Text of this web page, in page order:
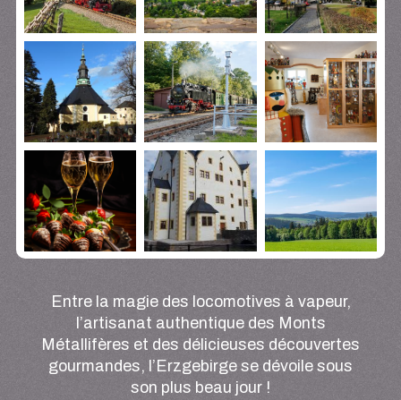
Entre la magie des locomotives à vapeur,
l’artisanat authentique des Monts
Métallifères et des délicieuses découvertes
gourmandes, l’Erzgebirge se dévoile sous
son plus beau jour !